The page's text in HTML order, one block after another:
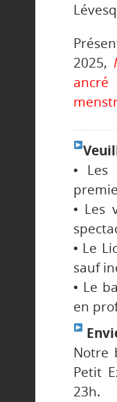
2025,
• Les
• Les
• Le
sauf
• Le
en
Notre
Petit
23h.